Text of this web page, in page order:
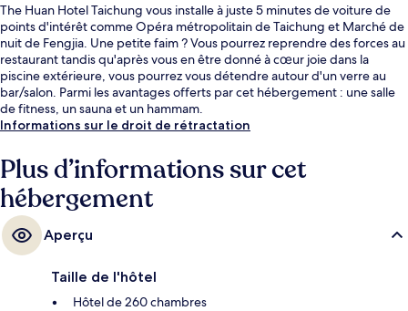
The Huan Hotel Taichung vous installe à juste 5 minutes de voiture de
points d'intérêt comme Opéra métropolitain de Taichung et Marché de
nuit de Fengjia. Une petite faim ? Vous pourrez reprendre des forces au
restaurant tandis qu'après vous en être donné à cœur joie dans la
piscine extérieure, vous pourrez vous détendre autour d'un verre au
bar/salon. Parmi les avantages offerts par cet hébergement : une salle
de fitness, un sauna et un hammam.
Informations sur le droit de rétractation
Plus d’informations sur cet
hébergement
Aperçu
Taille de l'hôtel
Hôtel de 260 chambres